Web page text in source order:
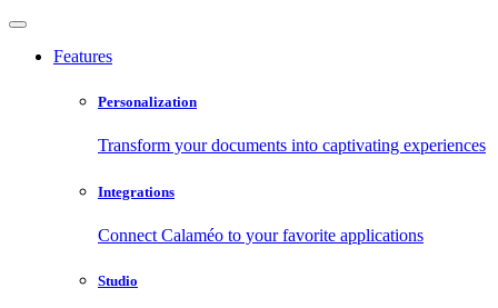
Features
Personalization
Transform your documents into captivating experiences
Integrations
Connect Calaméo to your favorite applications
Studio